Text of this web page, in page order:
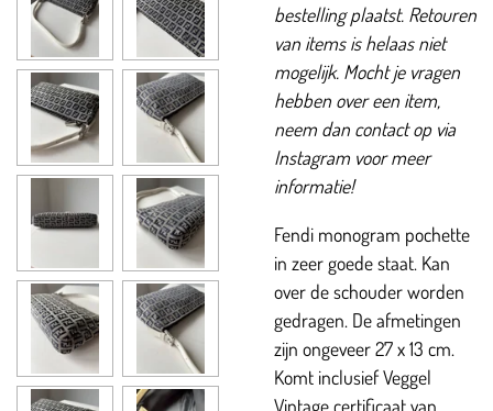
bestelling plaatst. Retouren
van items is helaas niet
mogelijk. Mocht je vragen
hebben over een item,
neem dan contact op via
Instagram voor meer
informatie!
Fendi monogram pochette
in zeer goede staat. Kan
over de schouder worden
gedragen. De afmetingen
zijn ongeveer 27 x 13 cm.
Komt inclusief Veggel
Vintage certificaat van